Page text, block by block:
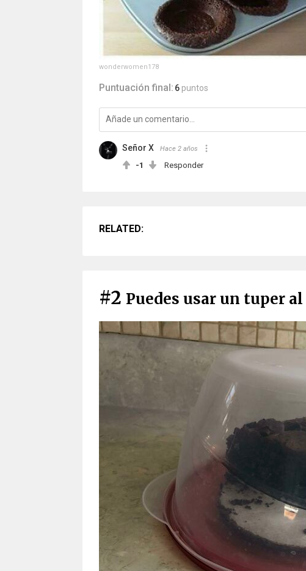
wonderwomen178
Puntuación final: 6 puntos
Señor X Hace 2 años
-1 Responder
RELATED:
#2 Puedes usar un tuper